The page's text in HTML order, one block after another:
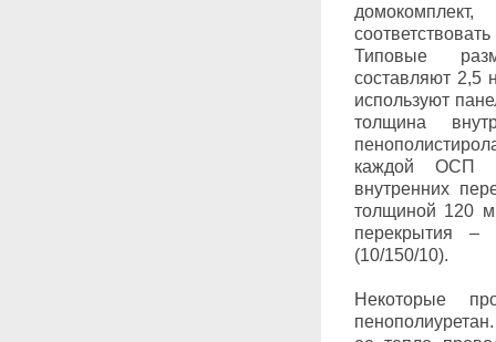
Типовые
составляют 2,5
используют
толщина
каждой ОСП
внутренних
толщиной 120
перекрытия
(10/150/10).
Некоторые